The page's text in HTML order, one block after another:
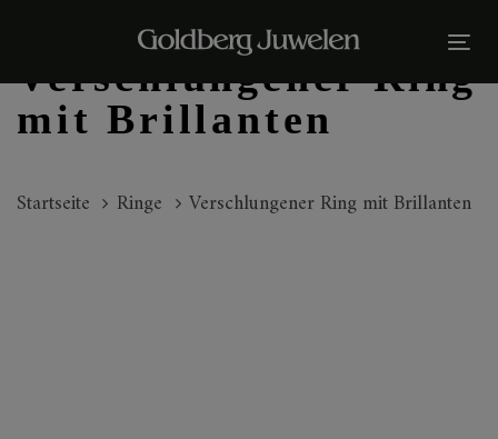
Navigation
springen
Zum
springen
Verschlungener Ring
mit Brillanten
Startseite Ringe Verschlungener Ring mit Brillanten